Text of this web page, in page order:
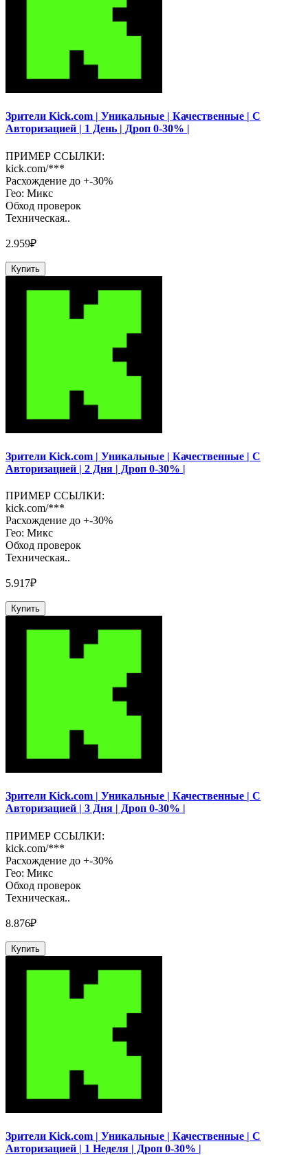
Зрители Kick.com | Уникальные | Качественные | С
Авторизацией | 1 День | Дроп 0-30% |
ПРИМЕР ССЫЛКИ:
kick.com/***
Расхождение до +-30%
Гео: Микс
Обход проверок
Техническая..
2.959₽
Купить
Зрители Kick.com | Уникальные | Качественные | С
Авторизацией | 2 Дня | Дроп 0-30% |
ПРИМЕР ССЫЛКИ:
kick.com/***
Расхождение до +-30%
Гео: Микс
Обход проверок
Техническая..
5.917₽
Купить
Зрители Kick.com | Уникальные | Качественные | С
Авторизацией | 3 Дня | Дроп 0-30% |
ПРИМЕР ССЫЛКИ:
kick.com/***
Расхождение до +-30%
Гео: Микс
Обход проверок
Техническая..
8.876₽
Купить
Зрители Kick.com | Уникальные | Качественные | С
Авторизацией | 1 Неделя | Дроп 0-30% |